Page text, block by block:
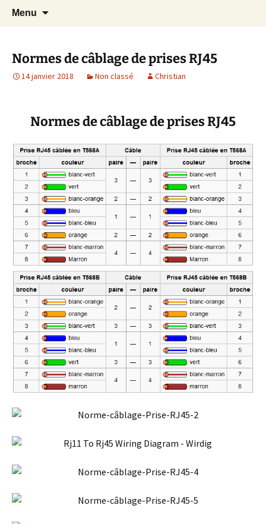
Christian Pc
Cours Dépannages informatique
Interventions rapides création de sites
Menu
Normes de câblage de prises RJ45
14 janvier 2018 Non classé Christian
Normes de câblage de prises RJ45